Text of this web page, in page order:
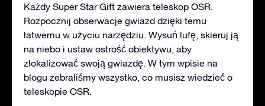
Każdy Super Star Gift zawiera teleskop OSR.
Rozpocznij obserwacje gwiazd dzięki temu
łatwemu w użyciu narzędziu. Wysuń lufę, skieruj ją
na niebo i ustaw ostrość obiektywu, aby
zlokalizować swoją gwiazdę. W tym wpisie na
blogu zebraliśmy wszystko, co musisz wiedzieć o
teleskopie OSR.